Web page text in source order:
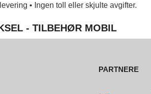
• Ingen toll eller skjulte avgifter.
- TILBEHØR MOBIL
PARTNERE